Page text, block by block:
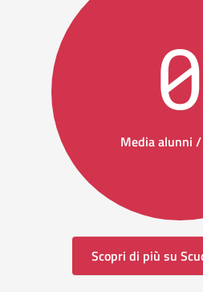
0
Media alunni
Scopri di più su